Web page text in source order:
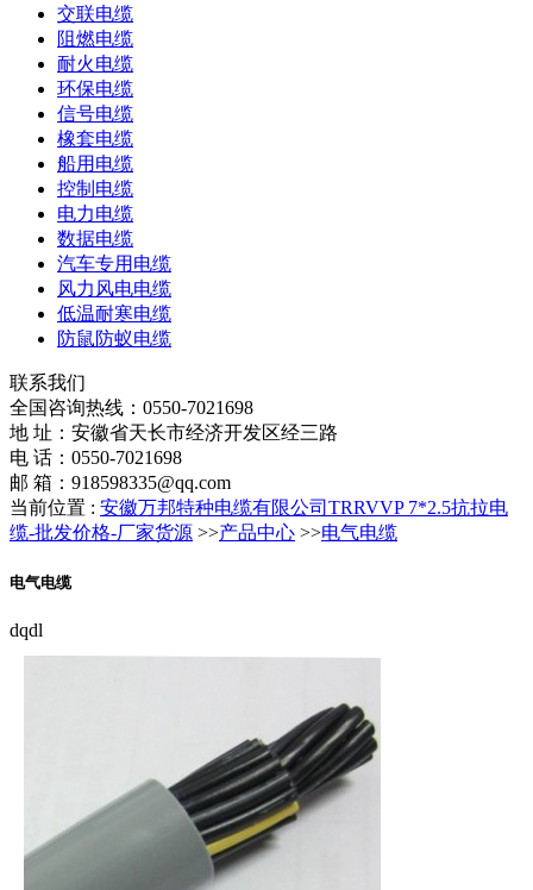
交联电缆
阻燃电缆
耐火电缆
环保电缆
信号电缆
橡套电缆
船用电缆
控制电缆
电力电缆
数据电缆
汽车专用电缆
风力风电电缆
低温耐寒电缆
防鼠防蚁电缆
联系我们
全国咨询热线： 0550-7021698
地 址：安徽省天长市经济开发区经三路
电 话：0550-7021698
邮 箱：918598335@qq.com
当前位置 : 安徽万邦特种电缆有限公司TRRVVP 7*2.5抗拉电
缆-批发价格-厂家货源 >>产品中心 >>电气电缆
电气电缆
dqdl